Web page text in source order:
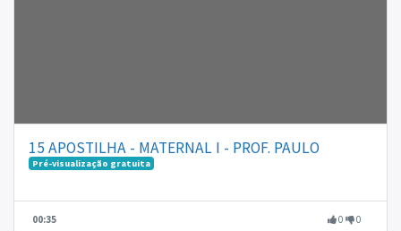
15 APOSTILHA - MATERNAL I - PROF. PAULO
Pré-visualização gratuita
00:35 0 0